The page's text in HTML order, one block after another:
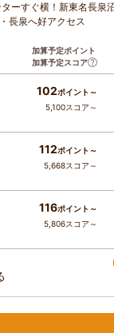
ーすぐ横！新東名長泉
長泉へ好アクセス
加算予定ポイント
加算予定スコア
102ポイント～
5,100スコア～
112ポイント～
5,668スコア～
116ポイント～
5,806スコア～